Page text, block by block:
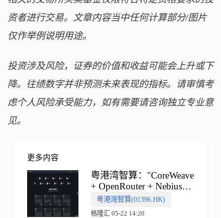
资者进行交易。文章内容当中任何计算部分/图片
仅作举例说明用途。
投资涉及风险，证券的价值和收益可能会上升或下
降。往绩数字并非预测未来表现的指标。请审慎考
虑个人风险承受能力，如有需要请咨询独立专业意
见。
更多内容
粤港湾智算："CoreWeave
+ OpenRouter + Nebius"
多向融合的中国智算新范
式
粵港灣智算(01396.HK)
格隆汇 05-22 14:20